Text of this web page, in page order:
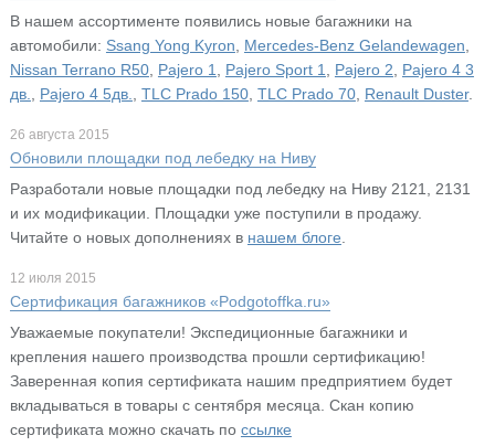
В нашем ассортименте появились новые багажники на
автомобили: Ssang Yong Kyron Mercedes-Benz Gelandewagen
Nissan Terrano R50, Pajero 1 Pajero Sport 1 Pajero 2
Pajero 4 3
дв.
Pajero 4 5дв. TLC Prado 150, TLC Prado 70, Renault Duster.
26 августа 2015
Обновили площадки под лебедку на Ниву
Разработали новые площадки под лебедку на Ниву 2121, 2131
и их модификации. Площадки уже поступили в продажу.
Читайте о новых дополнениях в нашем блоге
12 июля 2015
Сертификация багажников «Podgotoffka.ru»
Уважаемые покупатели! Экспедиционные багажники и
крепления нашего производства прошли сертификацию!
Заверенная копия сертификата нашим предприятием будет
вкладываться в товары с сентября месяца. Скан копию
сертификата можно скачать по ссылке